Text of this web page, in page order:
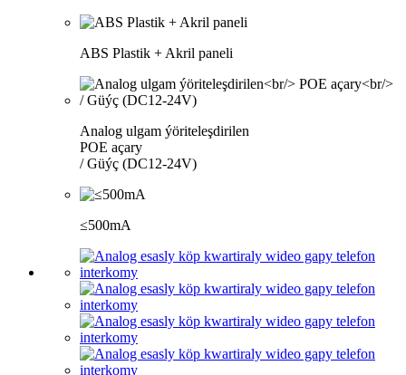
ABS Plastik + Akril paneli
Analog ulgam ýöriteleşdirilen
POE açary
/ Güýç (DC12-24V)
≤500mA